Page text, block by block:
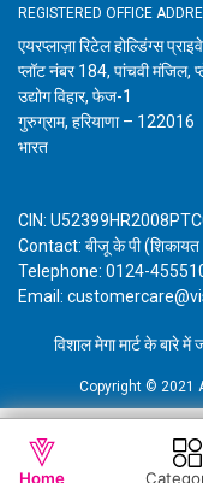
WISHLIST
REGISTERED OFFICE
एयरप्लाज़ा रिटेल होल्डिंग्स
प्लॉट नंबर 184, पांचवी मंजिल,
उद्योग विहार, फेज-1
गुरुग्राम, हरियाणा – 122016
भारत
CIN:
Contact: बीजू के पी (शिकायत
Telephone: 0124-
Email:
विशाल मेगा मार्ट के बारे में
Copyright © 2021
Home